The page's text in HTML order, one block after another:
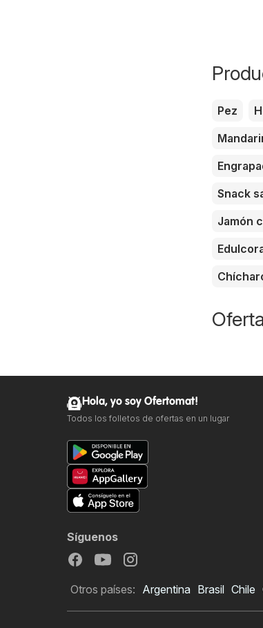
Pez
Snack
Jamón
Hola, yo soy Ofertomat!
Todos los folletos de ofertas en un lugar
Síguenos
Otros países: Argentina Brasil Chile